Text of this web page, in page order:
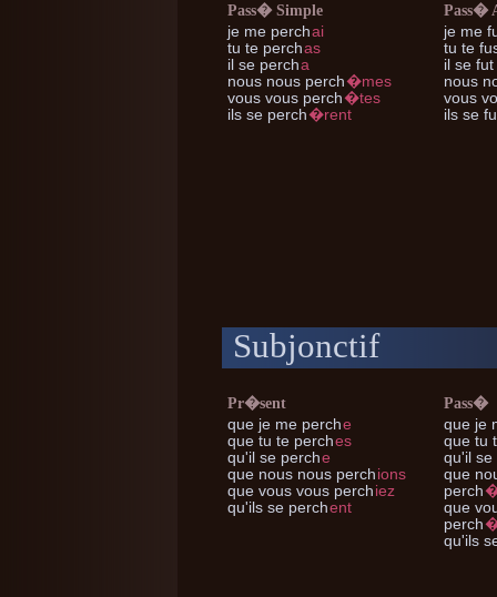
Pass� Simple
je me perchai
tu te perchas
il se percha
nous nous perch�mes
vous vous perch�tes
ils se perch�rent
Pass�
je me
tu te
il se fut
nous
vous
ils se
Subjonctif
Pr�sent
que je me perche
que tu te perches
qu'il se perche
que nous nous perchions
que vous vous perchiez
qu'ils se perchent
Pass�
que je
que tu
qu'il se
que
perch
que
perch
qu'ils